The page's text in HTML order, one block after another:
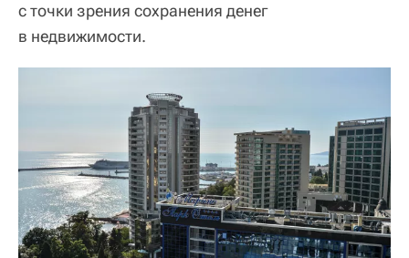
с точки зрения сохранения денег
в недвижимости.